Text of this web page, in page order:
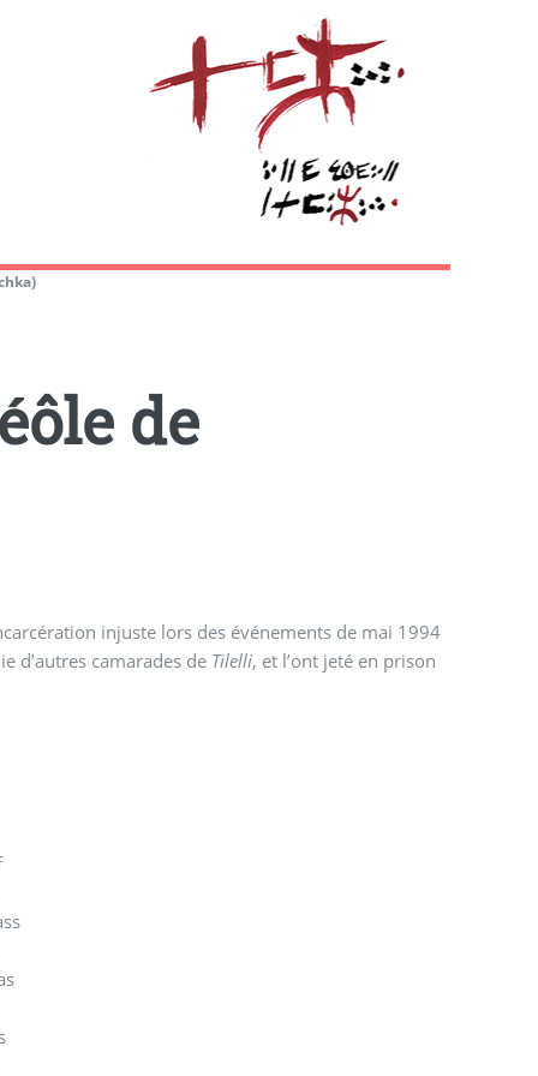
de
injuste lors des événements de mai 1994
d’autres camarades de Tilelli, et l’ont jeté en prison